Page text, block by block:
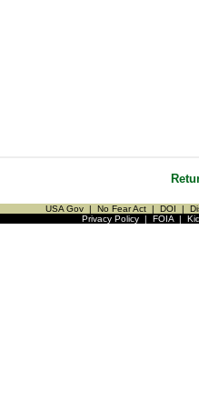
USA Gov | No Fear Act | DOI |
Privacy Policy| FOIA|